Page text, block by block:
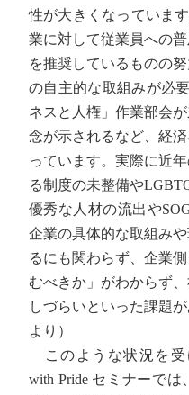
性が大きくなっていま
業に対して従業員への
を推奨しているものの
の自主的な取組みが必
ネスと人権」作業部会
念が示されるなど、経
っています。実際に近
る制度の未整備や
優秀な人材の流出や
企業の具体的な取組み
るにも関わらず、企業
むべきか」がわからず
しづらいといった課題
より）
このような状況を受
with Pride セミナーで